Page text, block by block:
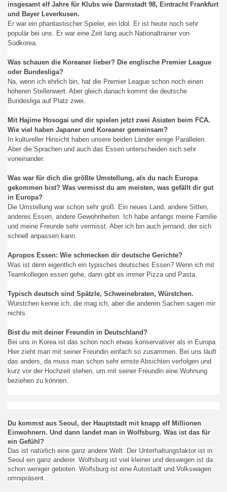
insgesamt elf Jahre für Klubs wie Darmstadt 98, Eintracht Frankfurt
und Bayer Leverkusen.
Er war ein phantastischer Spieler, ein Idol. Er ist heute noch sehr
populär bei uns. Er war eine Zeit lang auch Nationaltrainer von
Südkorea.
Was schauen die Koreaner lieber? Die englische Premier League
oder Bundesliga?
Na, wenn ich ehrlich bin, hat die Premier League schon noch einen
höheren Stellenwert. Aber gleich danach kommt die deutsche
Bundesliga auf Platz zwei.
Mit Hajime Hosogai und dir spielen jetzt zwei Asiaten beim FCA.
Wie viel haben Japaner und Koreaner gemeinsam?
In kultureller Hinsicht haben unsere beiden Länder einige Parallelen.
Aber die Sprachen und auch das Essen unterscheiden sich sehr
voneinander.
Was war für dich die größte Umstellung, als du nach Europa
gekommen bist? Was vermisst du am meisten, was gefällt dir gut
in Europa?
Die Umstellung war schon sehr groß. Ein neues Land, andere Sitten,
anderes Essen, andere Gewohnheiten. Ich habe anfangs meine Familie
und meine Freunde sehr vermisst. Aber ich bin auch jemand, der sich
schnell anpassen kann.
Apropos Essen: Wie schmecken dir deutsche Gerichte?
Was ist denn eigentlich ein typisches deutsches Essen? Wenn ich mit
Teamkollegen essen gehe, dann gibt es immer Pizza und Pasta.
Typisch deutsch sind Spätzle, Schweinebraten, Würstchen.
Würstchen kenne ich, die mag ich, aber die anderen Sachen sagen mir
nichts.
Bist du mit deiner Freundin in Deutschland?
Bei uns in Korea ist das schon noch etwas konservativer als in Europa.
Hier zieht man mit seiner Freundin einfach so zusammen. Bei uns läuft
das anders, da muss man schon sehr ernste Absichten verfolgen und
kurz vor der Hochzeit stehen, um mit seiner Freundin eine Wohnung
beziehen zu können.
Du kommst aus Seoul, der Hauptstadt mit knapp elf Millionen
Einwohnern. Und dann landet man in Wolfsburg. Was ist das für
ein Gefühl?
Das ist natürlich eine ganz andere Welt. Der Unterhaltungsfaktor ist in
Seoul ein ganz anderer. Wolfsburg ist viel kleiner und deswegen ist da
schon weniger geboten. Wolfsburg ist eine Autostadt und Volkswagen
omnipräsent.